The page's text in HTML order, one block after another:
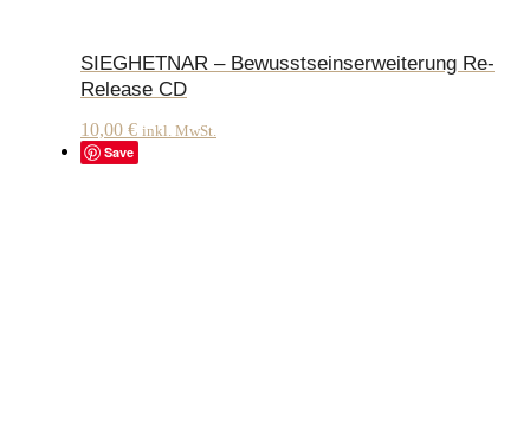
SIEGHETNAR – Bewusstseinserweiterung Re-
Release CD
10,00 € inkl. MwSt.
Save